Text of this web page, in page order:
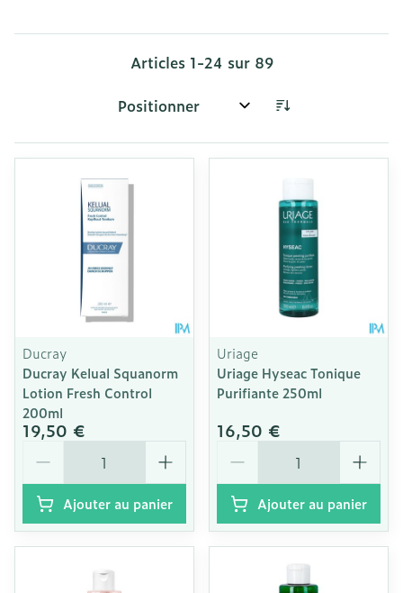
Articles 1-24 sur 89
Trier par:
Ducray
Ducray Kelual Squanorm
Lotion Fresh Control
200ml
19,50 €
Ajouter au panier
Uriage
Uriage Hyseac Tonique
Purifiante 250ml
16,50 €
Ajouter au panier